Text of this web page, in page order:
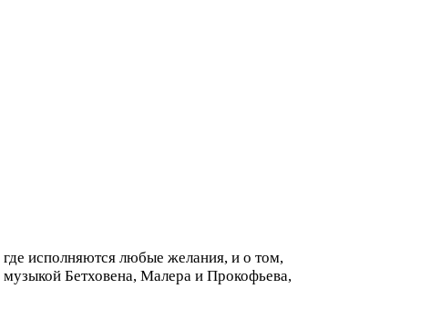
исполняются любые желания, и о том,
Бетховена, Малера и Прокофьева,